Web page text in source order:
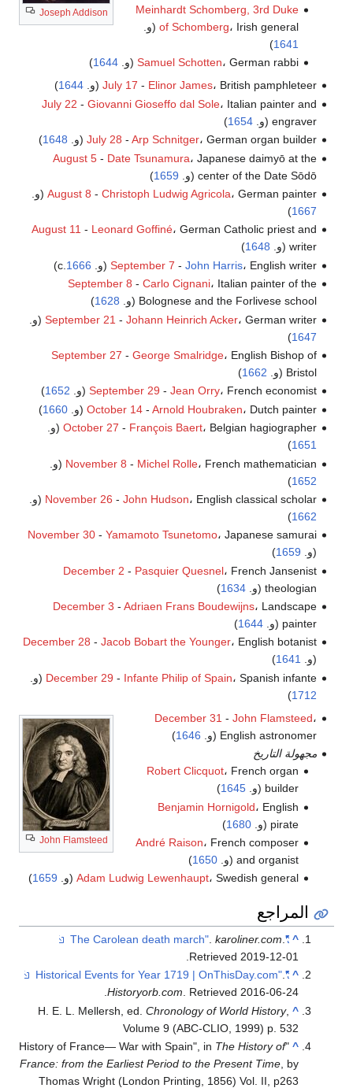
Joseph Addison
Meinhardt Schomberg, 3rd Duke
of Schomberg، Irish general (و.
1641
)
Samuel Schotten، German rabbi (و. 1644
)
July 17 - Elinor James، British pamphleteer (و. 1644
)
July 22 - Giovanni Gioseffo dal Sole، Italian painter and
engraver (و.
1654
)
July 28 - Arp Schnitger، German organ builder (و. 1648
)
August 5- Date Tsunamura، Japanese daimyō at the
center of the Date Sōdō (و.
1659
)
August 8 - Christoph Ludwig Agricola، German painter (و.
1667
)
August 11 - Leonard Goffiné، German Catholic priest and
writer (و.
1648
)
September 7 - John Harris، English writer (و. c. 1666
)
September 8 - Carlo Cignani، Italian painter of the
Bolognese and the Forlivese school (و.
1628
)
September 21 - Johann Heinrich Acker، German writer (و.
1647
)
September 27 - George Smalridge، English Bishop of
Bristol (و.
1662
)
September 29 - Jean Orry، French economist (و. 1652
)
October 14- Arnold Houbraken، Dutch painter (و. 1660
)
October 27 - François Baert، Belgian hagiographer (و.
1651
)
November 8 - Michel Rolle، French mathematician (و.
1652
)
November 26 - John Hudson، English classical scholar (و.
1662
)
November 30- Yamamoto Tsunetomo، Japanese samurai
(و. 1659
)
December 2 - Pasquier Quesnel، French Jansenist
theologian (و.
1634
)
December 3 - Adriaen Frans Boudewijns، Landscape
painter (و.
1644
)
December 28 - Jacob Bobart the Younger، English botanist
(و. 1641
)
December 29 - Infante Philip of Spain، Spanish infante (و.
1712
)
John Flamsteed
December 31 - John Flamsteed،
English astronomer (و.
1646
)
مجهولة التاريخ
Robert Clicquot، French organ
builder (و.
1645
)
Benjamin Hornigold، English
pirate (و.
1680
)
André Raison، French composer
and organist (و.
1650
)
Adam Ludwig Lewenhaupt، Swedish general (و. 1659
)
المراجع
^
"The Carolean death march"
.karoliner.com .
Retrieved 2019-12-01
^
"Historical Events for Year 1719 | OnThisDay.com"
.
Historyorb.com . Retrieved 2016-06-24
.
^
H. E. L. Mellersh, ed.Chronology of World History,
Volume 9 (ABC-CLIO, 1999) p. 532
^
"History of France— War with Spain", in
The History of
France: from the Earliest Period to the Present Time , by
Thomas Wright (London Printing, 1856) Vol. II, p263